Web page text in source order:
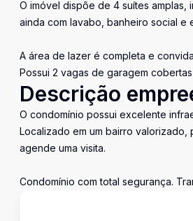
O imóvel dispõe de 4 suítes amplas,
ainda com lavabo, banheiro social e
A área de lazer é completa e
Possui 2 vagas de garagem
Descrição
O condomínio possui excelente
Localizado em um bairro
agende uma visita.
Condomínio com total segurança.